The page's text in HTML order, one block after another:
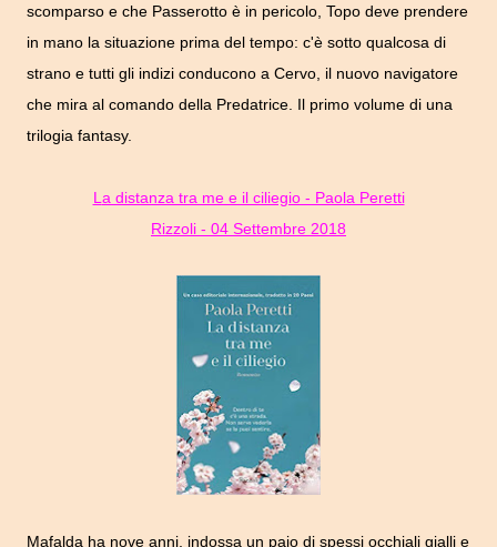
scomparso e che Passerotto è in pericolo, Topo deve prendere
in mano la situazione prima del tempo: c'è sotto qualcosa di
strano e tutti gli indizi conducono a Cervo, il nuovo navigatore
che mira al comando della Predatrice. Il primo volume di una
trilogia fantasy.
La distanza tra me e il ciliegio - Paola Peretti
Rizzoli - 04 Settembre 2018
Mafalda ha nove anni, indossa un paio di spessi occhiali gialli e